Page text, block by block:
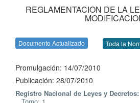
REGLAMENTACION DE LA
Documento Actualizado Toda la
Promulgación: 14/07/2010
Publicación: 28/07/2010
Registro Nacional de Leyes y Decretos: